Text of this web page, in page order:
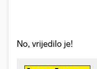
No, vrijedilo je!